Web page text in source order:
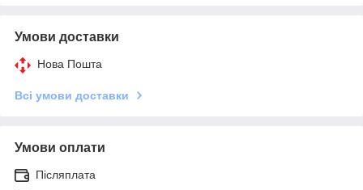
Умови доставки
Нова Пошта
Всі умови доставки
Умови оплати
Післяплата